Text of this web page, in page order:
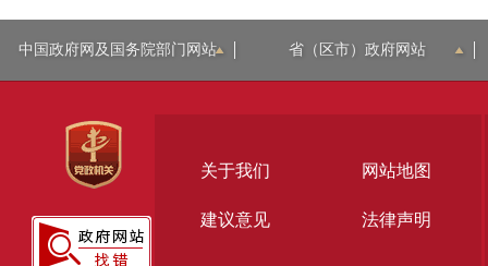
中国政府网及国务院部门网站 省（区市）政府网站
关于我们 网站地图
建议意见 法律声明